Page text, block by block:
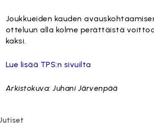
Joukkueiden kauden
otteluun alla kolme perättäistä
kaksi.
Lue lisää TPS:n sivuilta
Arkistokuva: Juhani Järvenpää